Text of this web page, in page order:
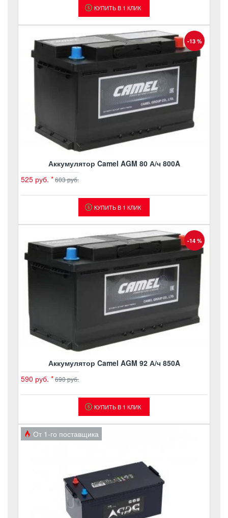
КУПИТЬ В 1 КЛИК
-13 %
Аккумулятор Camel AGM 80 А/ч 800A
525 руб. *603 руб.
КУПИТЬ В 1 КЛИК
-14 %
Аккумулятор Camel AGM 92 А/ч 850A
590 руб. *690 руб.
КУПИТЬ В 1 КЛИК
От 1-го поставщика